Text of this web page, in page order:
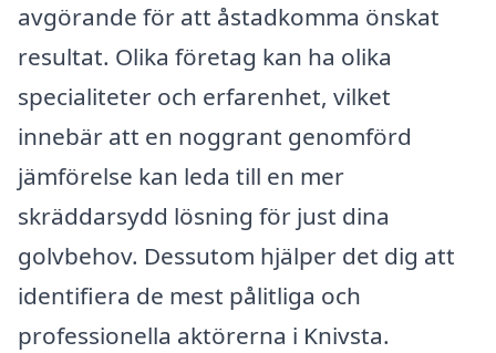
avgörande för att åstadkomma önskat
resultat. Olika företag kan ha olika
specialiteter och erfarenhet, vilket
innebär att en noggrant genomförd
jämförelse kan leda till en mer
skräddarsydd lösning för just dina
golvbehov. Dessutom hjälper det dig att
identifiera de mest pålitliga och
professionella aktörerna i Knivsta.